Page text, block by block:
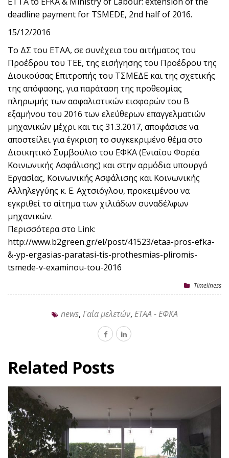
deadline payment for TSMEDE, 2nd half of 2016.
15/12/2016
Το ΔΣ του ΕΤΑΑ, σε συνέχεια του αιτήματος του
Προέδρου του ΤΕΕ, της εισήγησης του Προέδρου της
Διοικούσας Επιτροπής του ΤΣΜΕΔΕ και της σχετικής
της απόφασης, για παράταση της προθεσμίας
πληρωμής των ασφαλιστικών εισφορών του Β
εξαμήνου του 2016 των ελεύθερων επαγγελματιών
μηχανικών μέχρι και τις 31.3.2017, αποφάσισε να
αποστείλει για έγκριση το συγκεκριμένο θέμα στο
Διοικητικό Συμβούλιο του ΕΦΚΑ (Ενιαίου Φορέα
Κοινωνικής Ασφάλισης) και στην αρμόδια υπουργό
Εργασίας, Κοινωνικής Ασφάλισης και Κοινωνικής
Αλληλεγγύης κ. Ε. Αχτσιόγλου, προκειμένου να
εγκριθεί το αίτημα των χιλιάδων συναδέλφων
μηχανικών.
Περισσότερα στο Link:
http://www.b2green.gr/el/post/41523/etaa-pros-efka-
&-yp-ergasias-paratasi-tis-prothesmias-pliromis-
tsmede-v-examinou-tou-2016
Timeliness
news, Γαία μελετών, ΕΤΑΑ - ΕΦΚΑ
Related Posts